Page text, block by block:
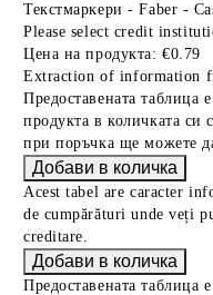
Текстмаркери - Faber -
Please select credit
Цена на продукта: €0.79
Extraction of information
Предоставената таблица
продукта в количката си
при поръчка ще можете
Acest tabel are caracter
de cumpărături unde veți
creditare.
Предоставената таблица